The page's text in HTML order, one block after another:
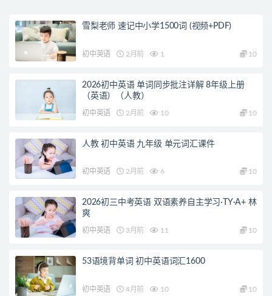
雪梨老师 速记中小学1500词 (视频+PDF)
初中英语 2月前 1 10
2026初中英语 单词同步批注详解 8年级上册
（英语）（人教）
初中英语 2月前 10 10
人教 初中英语 九年级 单元词汇课件
初中英语 2月前 6 10
2026初三中考英语 双语素养自主学习·TY·A+ 林
爽
初中英语 3月前 11 10
53语境背单词 初中英语词汇1600
初中英语 4月前 10 10